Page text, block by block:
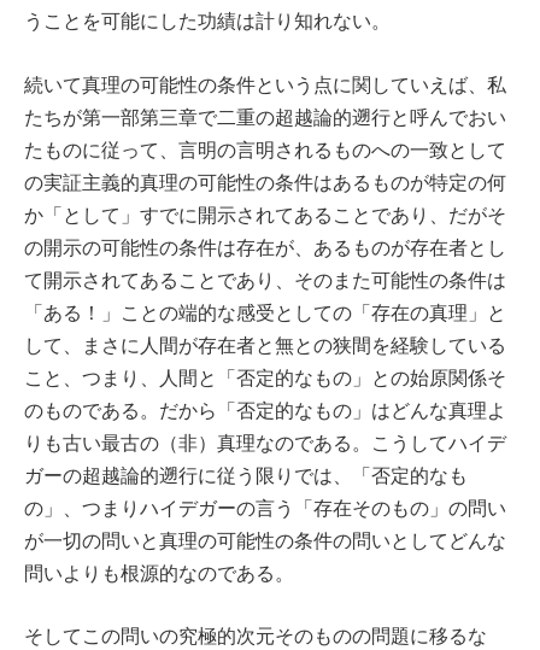
うことを可能にした功績は計り知れない。
続いて真理の可能性の条件という点に関していえば、私
たちが第一部第三章で二重の超越論的遡行と呼んでおい
たものに従って、言明の言明されるものへの一致として
の実証主義的真理の可能性の条件はあるものが特定の何
か「として」すでに開示されてあることであり、だがそ
の開示の可能性の条件は存在が、あるものが存在者とし
て開示されてあることであり、そのまた可能性の条件は
「ある！」ことの端的な感受としての「存在の真理」と
して、まさに人間が存在者と無との狭間を経験している
こと、つまり、人間と「否定的なもの」との始原関係そ
のものである。だから「否定的なもの」はどんな真理よ
りも古い最古の（非）真理なのである。こうしてハイデ
ガーの超越論的遡行に従う限りでは、「否定的なも
の」、つまりハイデガーの言う「存在そのもの」の問い
が一切の問いと真理の可能性の条件の問いとしてどんな
問いよりも根源的なのである。
そしてこの問いの究極的次元そのものの問題に移るな